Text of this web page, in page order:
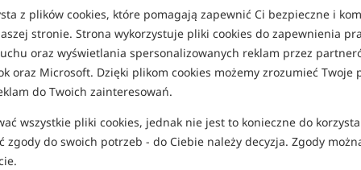
z plików cookies, które pomagają zapewnić Ci bezpieczne i
stronie. Strona wykorzystuje pliki cookies do zapewnienia
oraz wyświetlania spersonalizowanych reklam przez
oraz Microsoft. Dzięki plikom cookies możemy zrozumieć Twoje
do Twoich zainteresowań.
wszystkie pliki cookies, jednak nie jest to konieczne do
zgody do swoich potrzeb - do Ciebie należy decyzja. Zgody
JRC Cocoon 2G Weigh Tripod
Stojak do ważenia ryb
424,99
/ -3%
Min. cena z 30 dni przed
KUP
Fox Carpmaster Tripod
Stojak do ważenia ryb
329,99
431,99
KUP